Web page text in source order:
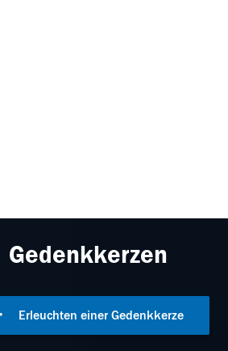
Gedenkkerzen
Erleuchten einer Gedenkkerze